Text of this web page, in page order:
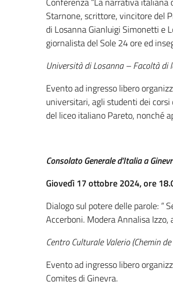
Starnone, scrittore, vincitore del
di Losanna Gianluigi Simonetti e
giornalista del Sole 24 ore ed
Università di Losanna – Facoltà
Evento ad ingresso libero
universitari, agli studenti dei
del liceo italiano Pareto, nonché
Consolato Generale d’Italia a
Giovedì 17 ottobre 2024, ore
Dialogo sul potere delle parole: “
Accerboni. Modera Annalisa
Centro Culturale Valerio (Chemin
Evento ad ingresso libero
Comites di Ginevra.